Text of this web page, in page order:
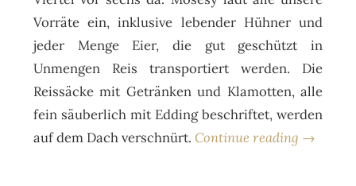
Vorräte ein, inklusive lebender Hühner und
jeder Menge Eier, die gut geschützt in
Unmengen Reis transportiert werden. Die
Reissäcke mit Getränken und Klamotten, alle
fein säuberlich mit Edding beschriftet, werden
auf dem Dach verschnürt. Continue reading →